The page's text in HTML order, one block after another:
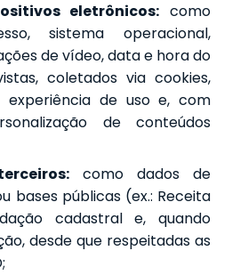
eletrônicos: como
sistema operacional,
de vídeo, data e hora do
coletados via cookies,
experiência de uso e, com
de conteúdos
como dados de
bases públicas (ex.: Receita
cadastral e, quando
desde que respeitadas as